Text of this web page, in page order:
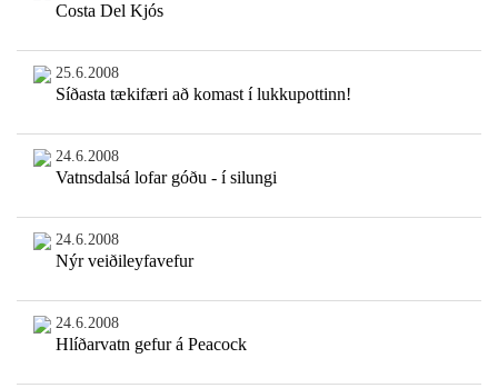
Costa Del Kjós
25.6.2008
Síðasta tækifæri að komast í lukkupottinn!
24.6.2008
Vatnsdalsá lofar góðu - í silungi
24.6.2008
Nýr veiðileyfavefur
24.6.2008
Hlíðarvatn gefur á Peacock